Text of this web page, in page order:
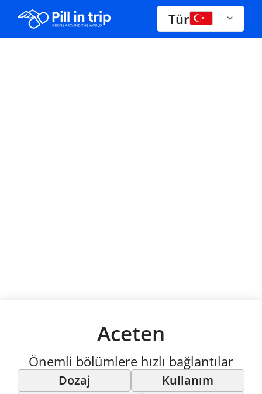
İlaçlar A-Z Tür
Aceten
Önemli bölümlere hızlı bağlantılar
Dozaj
Kullanım